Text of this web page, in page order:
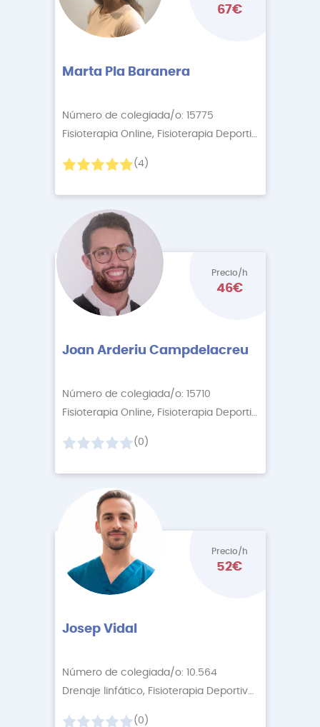
67€
Marta Pla Baranera
Número de colegiada/o: 15775
Fisioterapia Online, Fisioterapia Deportiva
(4)
Precio/h
46€
Joan Arderiu Campdelacreu
Número de colegiada/o: 15710
Fisioterapia Online, Fisioterapia Deportiva
(0)
Precio/h
52€
Josep Vidal
Número de colegiada/o: 10.564
Drenaje linfático, Fisioterapia Deportiva
(0)